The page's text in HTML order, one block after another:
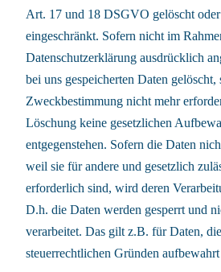
Art. 17 und 18 DSGVO gelöscht
eingeschränkt. Sofern nicht im
Datenschutzerklärung ausdrücklich
bei uns gespeicherten Daten
Zweckbestimmung nicht mehr
Löschung keine gesetzlichen
entgegenstehen. Sofern die Daten
weil sie für andere und gesetzlich
erforderlich sind, wird deren
D.h. die Daten werden gesperrt und
verarbeitet. Das gilt z.B. für Daten,
steuerrechtlichen Gründen